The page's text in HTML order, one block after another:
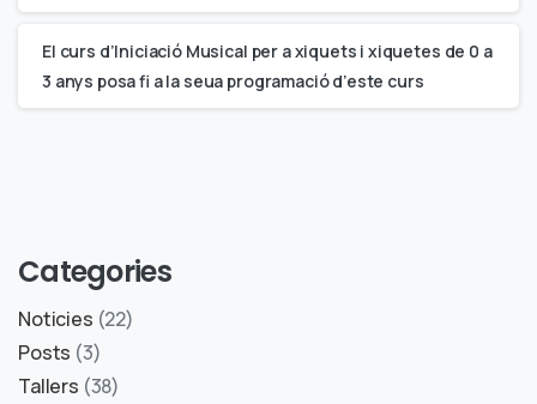
El curs d’Iniciació Musical per a xiquets i xiquetes de 0 a
3 anys posa fi a la seua programació d’este curs
Categories
Noticies (22)
Posts (3)
Tallers (38)